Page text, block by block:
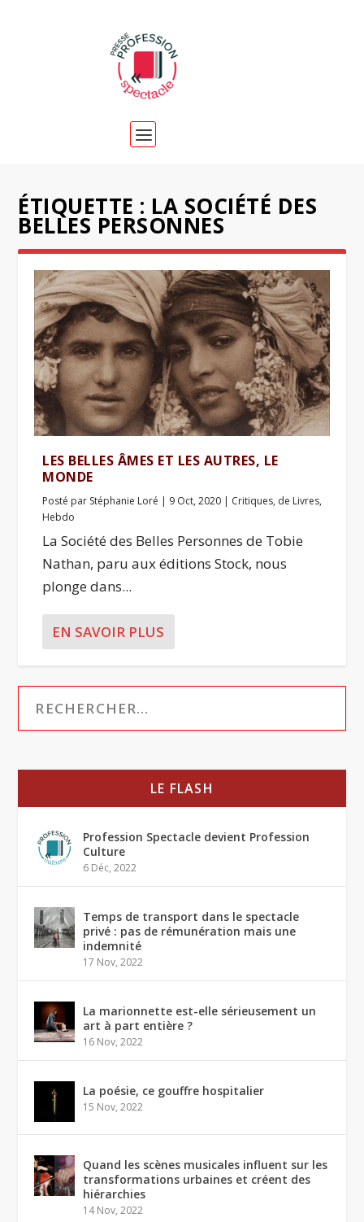
ÉTIQUETTE : LA SOCIÉTÉ DES
BELLES PERSONNES
LES BELLES ÂMES ET LES AUTRES, LE
MONDE
Posté par Stéphanie Loré | 9 Oct, 2020 | Critiques, de Livres,
Hebdo
La Société des Belles Personnes de Tobie
Nathan, paru aux éditions Stock, nous
plonge dans...
EN SAVOIR PLUS
LE FLASH
Profession Spectacle devient Profession
Culture
6 Déc, 2022
Temps de transport dans le spectacle
privé : pas de rémunération mais une
indemnité
17 Nov, 2022
La marionnette est-elle sérieusement un
art à part entière ?
16 Nov, 2022
La poésie, ce gouffre hospitalier
15 Nov, 2022
Quand les scènes musicales influent sur les
transformations urbaines et créent des
hiérarchies
14 Nov, 2022